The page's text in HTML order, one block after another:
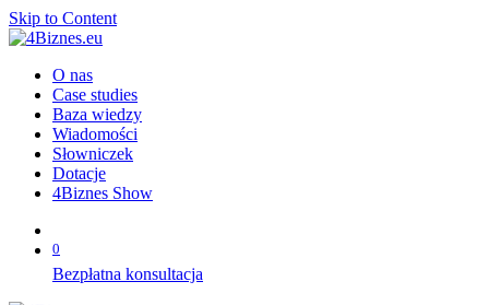
Skip to Content
O nas
Case studies
Baza wiedzy
Wiadomości
Słowniczek
Dotacje
4Biznes Show
0
Bezpłatna konsultacja